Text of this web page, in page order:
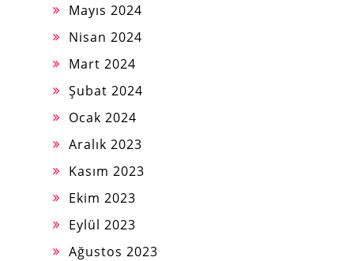
Mayıs 2024
Nisan 2024
Mart 2024
Şubat 2024
Ocak 2024
Aralık 2023
Kasım 2023
Ekim 2023
Eylül 2023
Ağustos 2023